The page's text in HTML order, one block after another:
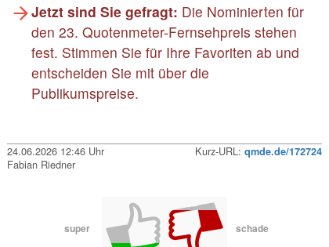
Jetzt sind Sie gefragt: Die Nominierten für
den 23. Quotenmeter-Fernsehpreis stehen
fest. Stimmen Sie für Ihre Favoriten ab und
entscheiden Sie mit über die
Publikumspreise.
24.06.2026 12:46 Uhr Kurz-URL: qmde.de/172724
Fabian Riedner
super schade